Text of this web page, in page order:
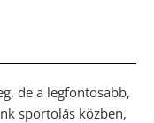
de a legfontosabb,
sportolás közben,